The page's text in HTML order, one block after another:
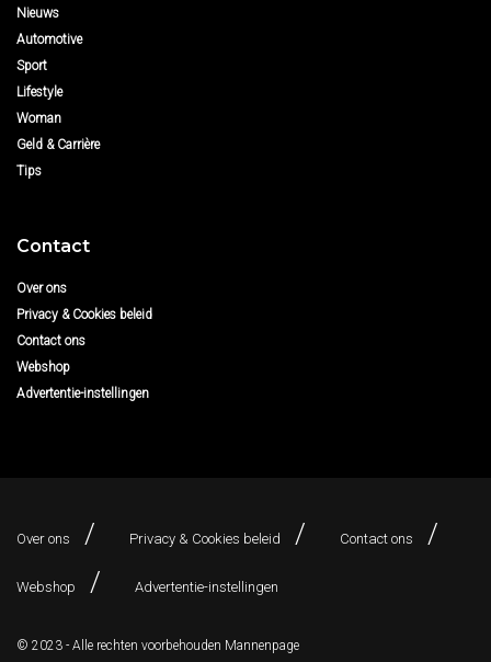
Nieuws
Automotive
Sport
Lifestyle
Woman
Geld & Carrière
Tips
Contact
Over ons
Privacy & Cookies beleid
Contact ons
Webshop
Advertentie-instellingen
Over ons Privacy & Cookies beleid Contact ons
Webshop Advertentie-instellingen
© 2023 - Alle rechten voorbehouden Mannenpage